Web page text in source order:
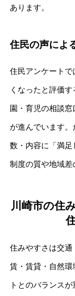
あります。
住民の声によ
住民アンケート
くなったと評価
園・育児の相談
が進んでいます
数・内容に「満足
制度の質や地域差
川崎市の住
住みやすさは交
賃・賃貸・自然環
トとのバランス